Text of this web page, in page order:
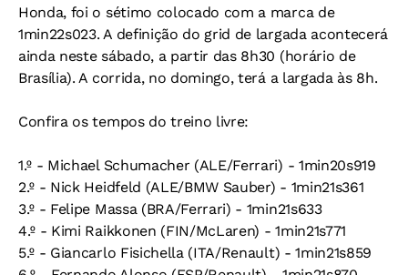
Honda, foi o sétimo colocado com a marca de
1min22s023. A definição do grid de largada acontecerá
ainda neste sábado, a partir das 8h30 (horário de
Brasília). A corrida, no domingo, terá a largada às 8h.
Confira os tempos do treino livre:
1.º - Michael Schumacher (ALE/Ferrari) - 1min20s919
2.º - Nick Heidfeld (ALE/BMW Sauber) - 1min21s361
3.º - Felipe Massa (BRA/Ferrari) - 1min21s633
4.º - Kimi Raikkonen (FIN/McLaren) - 1min21s771
5.º - Giancarlo Fisichella (ITA/Renault) - 1min21s859